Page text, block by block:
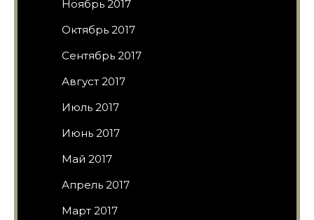
Ноябрь 2017
Октябрь 2017
Сентябрь 2017
Август 2017
Июль 2017
Июнь 2017
Май 2017
Апрель 2017
Март 2017